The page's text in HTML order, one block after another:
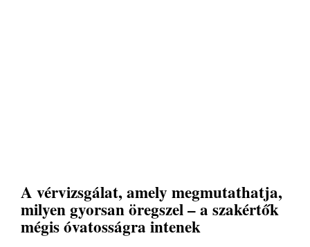
A vérvizsgálat, amely megmutathatja,
milyen gyorsan öregszel – a szakértők
mégis óvatosságra intenek